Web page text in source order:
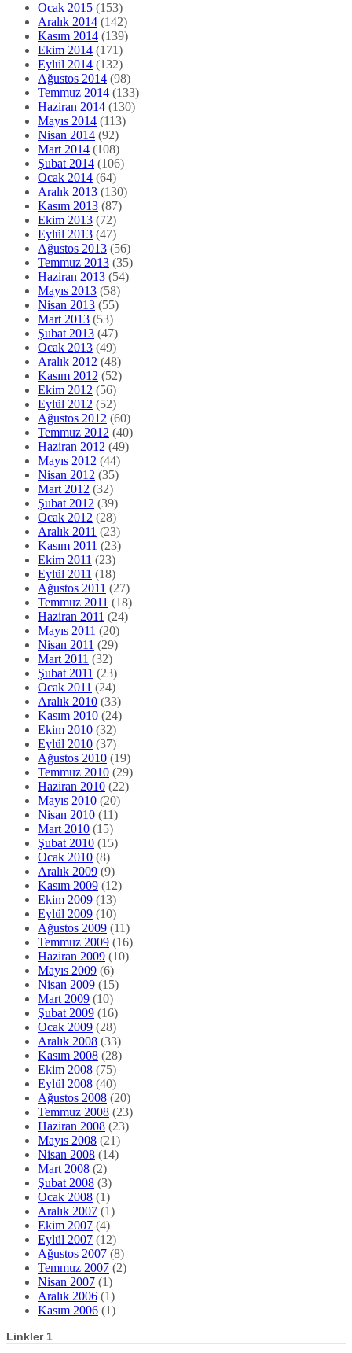
Ocak 2015 (153)
Aralık 2014 (142)
Kasım 2014 (139)
Ekim 2014 (171)
Eylül 2014 (132)
Ağustos 2014 (98)
Temmuz 2014 (133)
Haziran 2014 (130)
Mayıs 2014 (113)
Nisan 2014 (92)
Mart 2014 (108)
Şubat 2014 (106)
Ocak 2014 (64)
Aralık 2013 (130)
Kasım 2013 (87)
Ekim 2013 (72)
Eylül 2013 (47)
Ağustos 2013 (56)
Temmuz 2013 (35)
Haziran 2013 (54)
Mayıs 2013 (58)
Nisan 2013 (55)
Mart 2013 (53)
Şubat 2013 (47)
Ocak 2013 (49)
Aralık 2012 (48)
Kasım 2012 (52)
Ekim 2012 (56)
Eylül 2012 (52)
Ağustos 2012 (60)
Temmuz 2012 (40)
Haziran 2012 (49)
Mayıs 2012 (44)
Nisan 2012 (35)
Mart 2012 (32)
Şubat 2012 (39)
Ocak 2012 (28)
Aralık 2011 (23)
Kasım 2011 (23)
Ekim 2011 (23)
Eylül 2011 (18)
Ağustos 2011 (27)
Temmuz 2011 (18)
Haziran 2011 (24)
Mayıs 2011 (20)
Nisan 2011 (29)
Mart 2011 (32)
Şubat 2011 (23)
Ocak 2011 (24)
Aralık 2010 (33)
Kasım 2010 (24)
Ekim 2010 (32)
Eylül 2010 (37)
Ağustos 2010 (19)
Temmuz 2010 (29)
Haziran 2010 (22)
Mayıs 2010 (20)
Nisan 2010 (11)
Mart 2010 (15)
Şubat 2010 (15)
Ocak 2010 (8)
Aralık 2009 (9)
Kasım 2009 (12)
Ekim 2009 (13)
Eylül 2009 (10)
Ağustos 2009 (11)
Temmuz 2009 (16)
Haziran 2009 (10)
Mayıs 2009 (6)
Nisan 2009 (15)
Mart 2009 (10)
Şubat 2009 (16)
Ocak 2009 (28)
Aralık 2008 (33)
Kasım 2008 (28)
Ekim 2008 (75)
Eylül 2008 (40)
Ağustos 2008 (20)
Temmuz 2008 (23)
Haziran 2008 (23)
Mayıs 2008 (21)
Nisan 2008 (14)
Mart 2008 (2)
Şubat 2008 (3)
Ocak 2008 (1)
Aralık 2007 (1)
Ekim 2007 (4)
Eylül 2007 (12)
Ağustos 2007 (8)
Temmuz 2007 (2)
Nisan 2007 (1)
Aralık 2006 (1)
Kasım 2006 (1)
Linkler 1